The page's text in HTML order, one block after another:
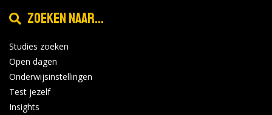
Zoeken naar...
Studies zoeken
Open dagen
Onderwijsinstellingen
Test jezelf
Insights